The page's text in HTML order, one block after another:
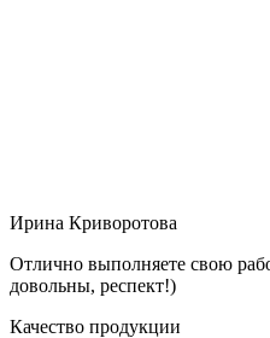
Ирина Криворотова
Отлично выполняете свою
довольны, респект!)
Качество продукции